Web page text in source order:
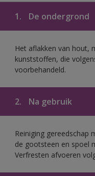
1. De ondergrond
Het aflakken van hout,
kunststoffen, die
voorbehandeld.
2. Na gebruik
Reiniging
de gootsteen en spoel
Verfresten afvoeren